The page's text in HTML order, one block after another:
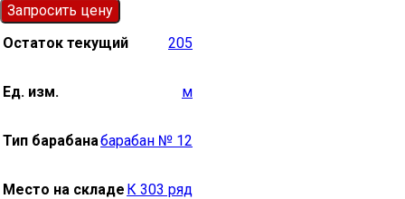
Запросить цену
Остаток текущий
205
Ед. изм. м
Тип барабанабарабан № 12
Место на складе К 303 ряд